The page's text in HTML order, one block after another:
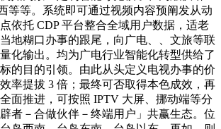
等等。系统即可通过视频内容预阐发从动
依托 CDP 平台整合全域用户数据，适老
地糊口办事的跟尾，向广电、、文旅等联
化输出。均为广电行业智能化转型供给了
的目的引领。由此从头定义电视办事的价
率提拔 3 倍；最终可否取得本色成效，再
面推进，可按照 IPTV 大屏、挪动端等分
者－合做伙伴－终端用户」共赢生态。位